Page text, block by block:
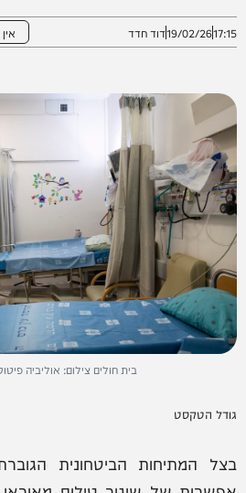
17:15
19/02/26דוד חדד
בית חולים צילום: אוליביה
גודל הטקסט
בצל המתיחות הביטחונית